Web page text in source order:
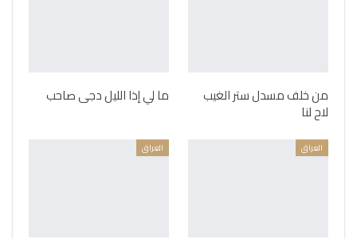
من خلف مسدل ستر الغيب
لاح لنا
ما لي إذا الليل دجى صاحب
العراق العراق